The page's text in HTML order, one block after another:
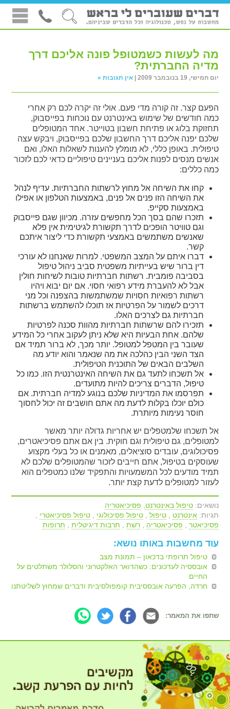
מה לעשות כשמטופל פונה אליכם דרך
מדיה החברתית?
יום חמישי, 19 בנובמבר 2009 | אין תגובות »
הפעם קצר. זה קורה מדי פעם. אולי זה יקרה לכם רק אחרי
כמה חודשים של שימוש באינטרנט עם נוכחות בפייסבוק,
תחזוקת בלוג או פתיחת חשבון בטוייטר. אחד המטופלים
שלכם יפנה אליכם דרך החשבון שלכם בפייסבוק, ויבקש עצה
טיפולית. באופן כללי, לא מומלץ להענות לשאלות האלו, ואם
אנשים מנסים לפנות אליכם בעניינים טיפוליים כדאי לכם לזכור
כמה כללים:
קחו את השיחה אל מחוץ לרשתות החברתיות. עדיף לנהל
את השיחה הזו פנים אל פנים, באמצעות הטלפון או אפילו
באמצעות סקייפ.
תזכרו שהם בסך הכל מחפשים עזרה. מכיוון שגם פייסבוק
וגם טוויטר הופכים לדרך תקשורת לגיטימית אין פלא
שאנשים משתמשים באמצעי תקשורת כדי ליצור איתכם
קשר.
דברו איתם על המצב המשפטי. למרות שאנחנו לא עורכי
דין ברור שיש בעייתיות משפטית סביב ניהול טיפול
בסביבה פומבית. רשתות חברתיות טובות לשיחות חולין
אבל לא להעברת מידע רפואי חסוי. אם יום יבוא ויהיו
רשתות רפואיות חסויות שמשתמשות בהצפנה וכל מני
דרכים לשמור על הפרטיות אז תוכלו להשתמש ברשתות
חברתיות גם לצרכים האלו.
תזכירו להם שרשתות חברתיות מהוות סכנה לפרטיות
שלהם. אחת הבעיות היא שלא ניתן לעקוב אחרי כל המידע
שעובר בין המטפל למטופל. יותר מכך, לא ברור תמיד אם
הצד השני הבין כהלכה את מה שנאמר והוא יודע מה
השלבים הבאים של התוכנית הטיפולית.
אל תשכחו לתעד גם את השיחה האינטרנטית הזו. כמו כל
טיפול, הדברים צריכים להיות מתועדים.
תפרסמו את המדיניות שלכם בנוגע למדיה חברתית. אם
כולם יוכלו בקלות לדעת מה אתם חושבים זה יכול לחסוך
חוסר נעימות מיותרת.
אל תשכחו שלמטפלים יש אחריות גדולה יותר מאשר
למטופלים, גם טיפולית וגם חוקית. בין אם אתם פסיכיאטרים,
פסיכולוגים, עובדים סוציאלים, מאמנים או כל בעלי מקצוע
שעוסקים בטיפול, אתם חייבים לזכור שהמטופלים שלכם לא
תמיד מודעים לכל המשמעויות והתפקיד שלנו כמטפלים הוא
לעזור למטופלים לדעת קצת יותר.
נושאים:טיפול באינטרנט
פסיכיאטריה
תגיות: אינטרנט ,טיפול ,טיפול פסיכולוגי ,טיפול פסיכיאטרי
פסיכיאטר
פסיכיאטריה ,רשת תרבות דיגיטלית תרופות
עוד מחשבות באותו נושא:
טיפול תרופתי בדכאון – תמונת מצב
אובססיה לעדכונים: כשהדואר האלקטרוני והסלולר משתלטים על
החיים
חרדה, הפרעה אובססיבית קומפולסיבית ודברים שמחוץ לשליטתנו
שתפו את המאמר: